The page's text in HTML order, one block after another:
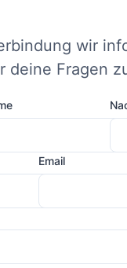
wir
deine Fragen
Email